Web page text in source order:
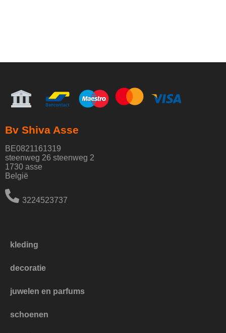
Bv Shiva Asse
BE0821161319
steenweg 26 steenweg 2
1730 asse
België
3224523737
kleding
decoratie
juwelen en parfums
schoenen